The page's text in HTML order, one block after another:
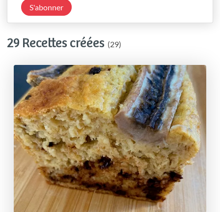
S'abonner
29 Recettes créées (29)